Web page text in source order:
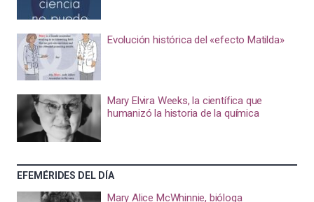
Evolución histórica del «efecto Matilda»
Mary Elvira Weeks, la científica que
humanizó la historia de la química
EFEMÉRIDES DEL DÍA
Mary Alice McWhinnie, bióloga